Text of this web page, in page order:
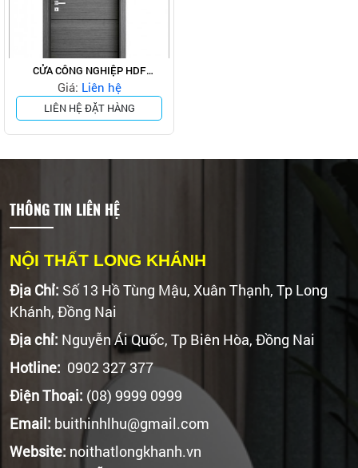
CỬA CÔNG NGHIỆP HDF
CHỐNG ẨM THÁI LAN
Giá: Liên hệ
LIÊN HỆ ĐẶT HÀNG
THÔNG TIN LIÊN HỆ
NỘI THẤT LONG KHÁNH
Địa Chỉ: Số 13 Hồ Tùng Mậu, Xuân Thạnh, Tp Long
Khánh, Đồng Nai
Địa chỉ: Nguyễn Ái Quốc, Tp Biên Hòa, Đồng Nai
Hotline: 0902 327 377
Điện Thoại: (08) 9999 0999
Email: buithinhlhu@gmail.com
Website: noithatlongkhanh.vn